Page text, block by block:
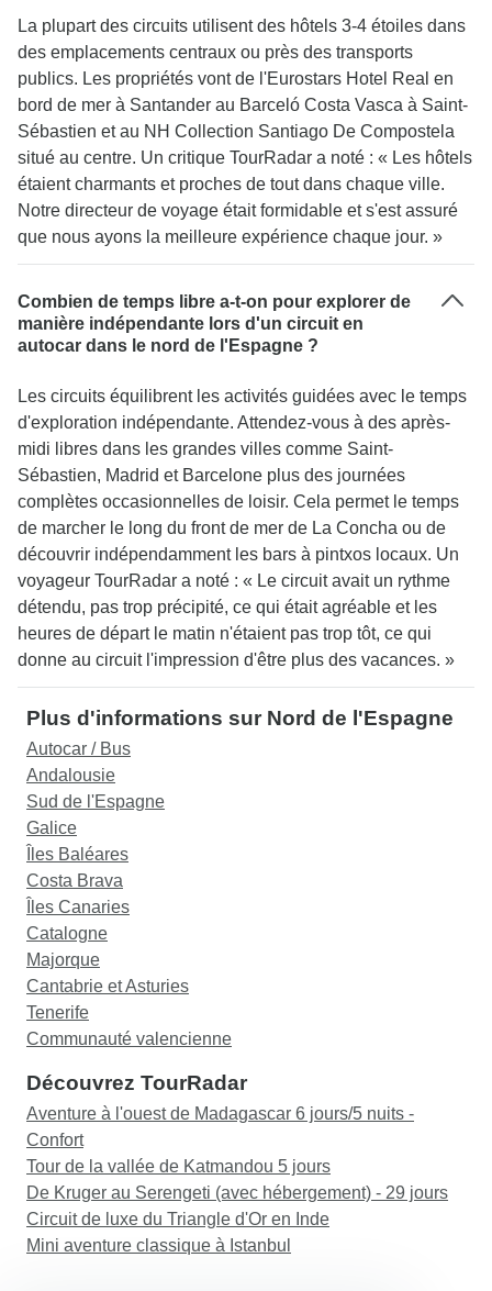
La plupart des circuits utilisent des hôtels 3-4 étoiles dans
des emplacements centraux ou près des transports
publics. Les propriétés vont de l'Eurostars Hotel Real en
bord de mer à Santander au Barceló Costa Vasca à Saint-
Sébastien et au NH Collection Santiago De Compostela
situé au centre. Un critique TourRadar a noté : « Les hôtels
étaient charmants et proches de tout dans chaque ville.
Notre directeur de voyage était formidable et s'est assuré
que nous ayons la meilleure expérience chaque jour. »
Combien de temps libre a-t-on pour explorer de
manière indépendante lors d'un circuit en
autocar dans le nord de l'Espagne ?
Les circuits équilibrent les activités guidées avec le temps
d'exploration indépendante. Attendez-vous à des après-
midi libres dans les grandes villes comme Saint-
Sébastien, Madrid et Barcelone plus des journées
complètes occasionnelles de loisir. Cela permet le temps
de marcher le long du front de mer de La Concha ou de
découvrir indépendamment les bars à pintxos locaux. Un
voyageur TourRadar a noté : « Le circuit avait un rythme
détendu, pas trop précipité, ce qui était agréable et les
heures de départ le matin n'étaient pas trop tôt, ce qui
donne au circuit l'impression d'être plus des vacances. »
Plus d'informations sur Nord de l'Espagne
Autocar / Bus
Andalousie
Sud de l'Espagne
Galice
Îles Baléares
Costa Brava
Îles Canaries
Catalogne
Majorque
Cantabrie et Asturies
Tenerife
Communauté valencienne
Découvrez TourRadar
Aventure à l'ouest de Madagascar 6 jours/5 nuits -
Confort
Tour de la vallée de Katmandou 5 jours
De Kruger au Serengeti (avec hébergement) - 29 jours
Circuit de luxe du Triangle d'Or en Inde
Mini aventure classique à Istanbul